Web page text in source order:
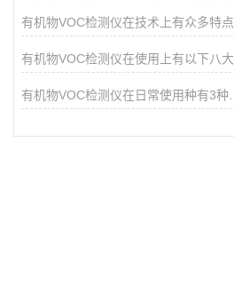
有机物VOC检测仪在技术上有众多特点